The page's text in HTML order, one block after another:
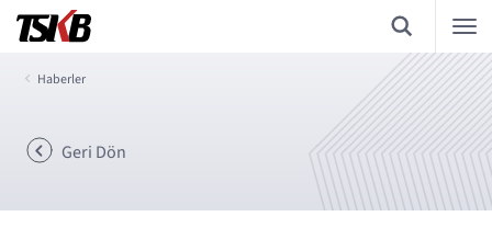
Haberler
Geri Dön